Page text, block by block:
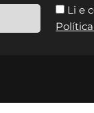
Li e